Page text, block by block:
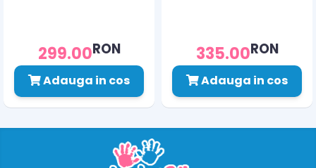
299.00RON
Adauga in cos
335.00RON
Adauga in cos